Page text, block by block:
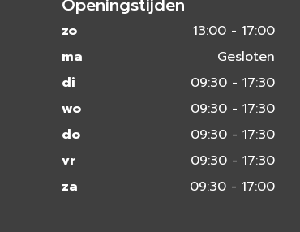
Openingstijden
zo
13:00 - 17:00
ma
Gesloten
di
09:30 - 17:30
wo
09:30 - 17:30
do
09:30 - 17:30
vr
09:30 - 17:30
za
09:30 - 17:00